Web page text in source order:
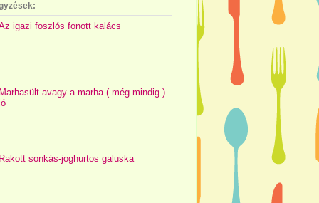
igazi foszlós fonott kalács
avagy a marha ( még mindig )
sonkás-joghurtos galuska